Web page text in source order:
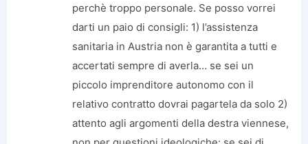
perchè troppo personale. Se posso vorrei
darti un paio di consigli: 1) l’assistenza
sanitaria in Austria non è garantita a tutti e
accertati sempre di averla… se sei un
piccolo imprenditore autonomo con il
relativo contratto dovrai pagartela da solo 2)
attento agli argomenti della destra viennese,